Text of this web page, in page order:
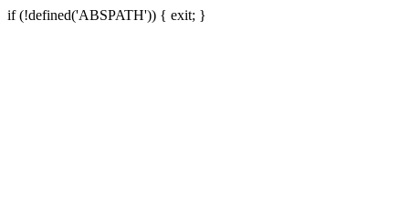
if (!defined('ABSPATH')) { exit; }